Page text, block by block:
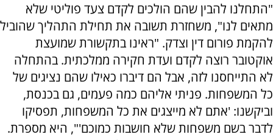
"התחלנו להבין שהם הולכים לקדם צעד פוליטי שלא
מתאים לנו", משחזרת תשובה את תחילת התהליך שהוביל
להקמת פורום דין וצדק. "ראינו בתקשורת שמועצת
אוקטובר רוצה לקדם ועדת חקירה ממלכתית. בהתחלה
לא התייחסנו לזה, אבל הם דיברו כאילו שהם נציגים של
כל המשפחות. פניתי אליהם כמה פעמים, גם בכנסת,
וביקשנו: 'אתם לא מייצגים את כל המשפחות, תפסיקו
לדבר בשם משפחות שלא חושבות כמוכם'", היא מספרת.